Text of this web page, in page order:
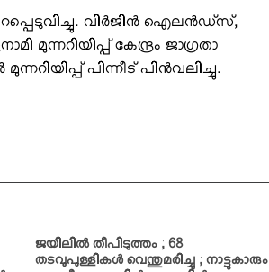
വിര്‍ജിന്‍ ഐലന്‍ഡ്‌സ്,
കേന്ദ്രം ജാഗ്രതാ
പിന്നീട് പിന്‍വലിച്ചു.
ജയിലില്‍ തീപിടുത്തം ; 68
തടവുപുള്ളികള്‍ വെന്തുമരിച്ചു ; നാട്ടുകാരും